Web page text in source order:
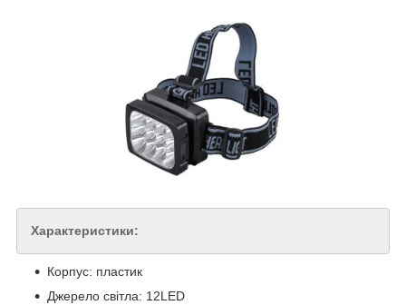
Характеристики:
Корпус: пластик
Джерело світла: 12LED